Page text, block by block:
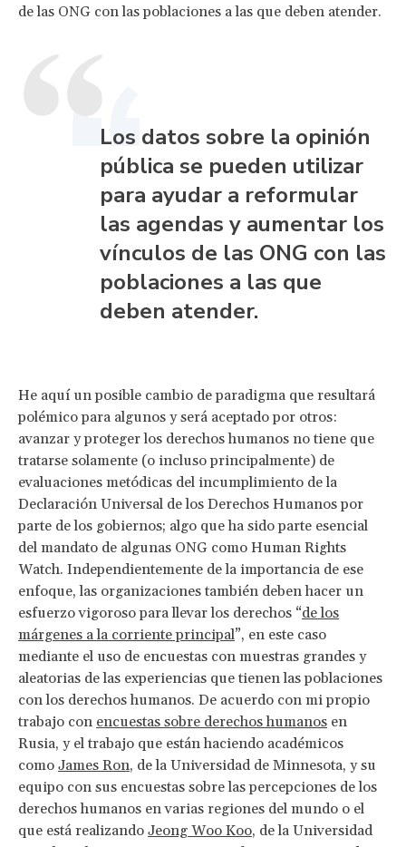
de las ONG con las poblaciones a las que deben atender.
Los datos sobre la opinión
pública se pueden utilizar
para ayudar a reformular
las agendas y aumentar los
vínculos de las ONG con las
poblaciones a las que
deben atender.
He aquí un posible cambio de paradigma que resultará
polémico para algunos y será aceptado por otros:
avanzar y proteger los derechos humanos no tiene que
tratarse solamente (o incluso principalmente) de
evaluaciones metódicas del incumplimiento de la
Declaración Universal de los Derechos Humanos por
parte de los gobiernos; algo que ha sido parte esencial
del mandato de algunas ONG como Human Rights
Watch. Independientemente de la importancia de ese
enfoque, las organizaciones también deben hacer un
esfuerzo vigoroso para llevar los derechos “de los
márgenes a la corriente principal”, en este caso
mediante el uso de encuestas con muestras grandes y
aleatorias de las experiencias que tienen las poblaciones
con los derechos humanos. De acuerdo con mi propio
trabajo con encuestas sobre derechos humanos en
Rusia, y el trabajo que están haciendo académicos
como James Ron, de la Universidad de Minnesota, y su
equipo con sus encuestas sobre las percepciones de los
derechos humanos en varias regiones del mundo o el
que está realizando Jeong Woo Koo, de la Universidad